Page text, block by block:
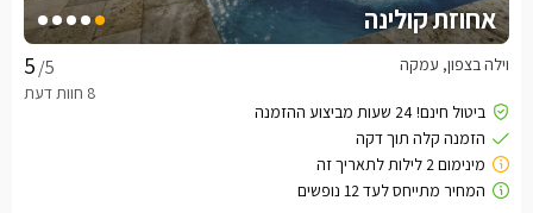
אחוזת קולינה
/5 וילה בצפון, עמקה